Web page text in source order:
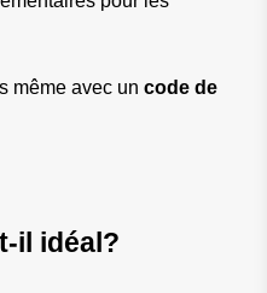
même avec un code de
il idéal?